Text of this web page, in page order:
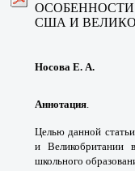
США И
Носова Е. А.
Аннотация.
Целью данной
и
школьного